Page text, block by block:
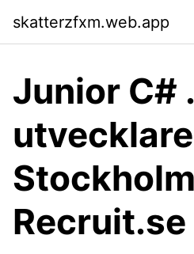
skatterzfxm.web.app
Junior C#
Recruit.se